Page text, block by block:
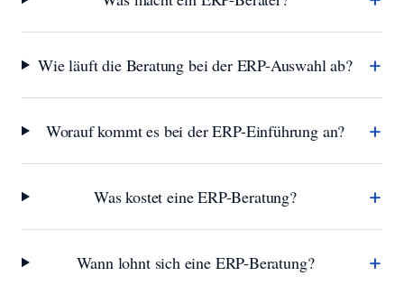
Wie läuft die Beratung bei der ERP-Auswahl ab? +
Worauf kommt es bei der ERP-Einführung an? +
Was kostet eine ERP-Beratung? +
Wann lohnt sich eine ERP-Beratung? +